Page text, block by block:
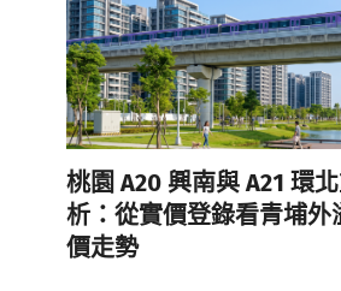
桃園 A20 興南與 A21 環
析：從實價登錄看青埔外
價走勢